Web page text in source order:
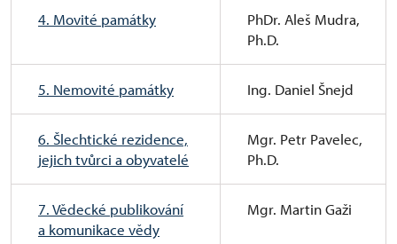
4. Movité památky
PhDr. Aleš Mudra,
Ph.D.
5. Nemovité památky Ing. Daniel Šnejd
6. Šlechtické rezidence,
jejich tvůrci a obyvatelé
Mgr. Petr Pavelec,
Ph.D.
7. Vědecké publikování
a komunikace vědy
Mgr. Martin Gaži